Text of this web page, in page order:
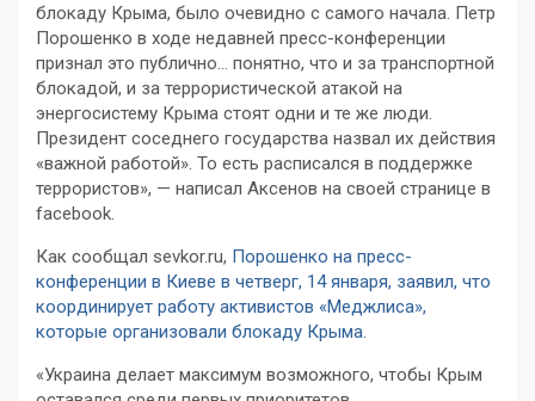
блокаду Крыма, было очевидно с самого начала. Петр
Порошенко в ходе недавней пресс-конференции
признал это публично… понятно, что и за транспортной
блокадой, и за террористической атакой на
энергосистему Крыма стоят одни и те же люди.
Президент соседнего государства назвал их действия
«важной работой». То есть расписался в поддержке
террористов», — написал Аксенов на своей странице в
facebook.
Как сообщал sevkor.ru, Порошенко на пресс-
конференции в Киеве в четверг, 14 января, заявил, что
координирует работу активистов «Меджлиса»,
которые организовали блокаду Крыма.
«Украина делает максимум возможного, чтобы Крым